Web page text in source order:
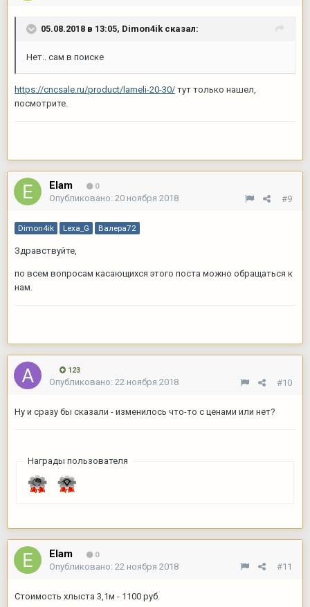
05.08.2018 в 13:05, Dimon4ik сказал:
Нет.. сам в поиске
https://cncsale.ru/product/lameli-20-30/ тут только нашел,
посмотрите.
Elam 0
#9
Опубликовано: 20 ноября 2018
Dimon4ik Lexa_G Валера72
Здравствуйте,
по всем вопросам касающихся этого поста можно обращаться к
нам.
123
#10
Опубликовано: 22 ноября 2018
Ну и сразу бы сказали - изменилось что-то с ценами или нет?
Награды пользователя
Elam 0
#11
Опубликовано: 22 ноября 2018
Стоимость хлыста 3,1м - 1100 руб.